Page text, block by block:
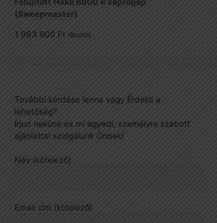
Felújított Hako B800 R seprőgép
(Sweepmaster)
1 993 900 Ft (Bruttó)
További kérdése lenne vagy Érdekli a
lehetőség?
Írjon nekünk és mi egyedi, személyre szabott
ajánlattal szolgálunk Önnek!
Név (kötelező)
Email cím (kötelező)